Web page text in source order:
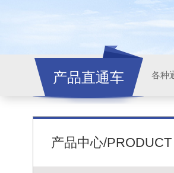
产品直通车 各种
产品中心/PRODUCT